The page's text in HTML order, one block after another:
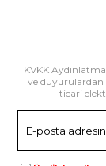
KVKK
ve duyurulardan
ticari